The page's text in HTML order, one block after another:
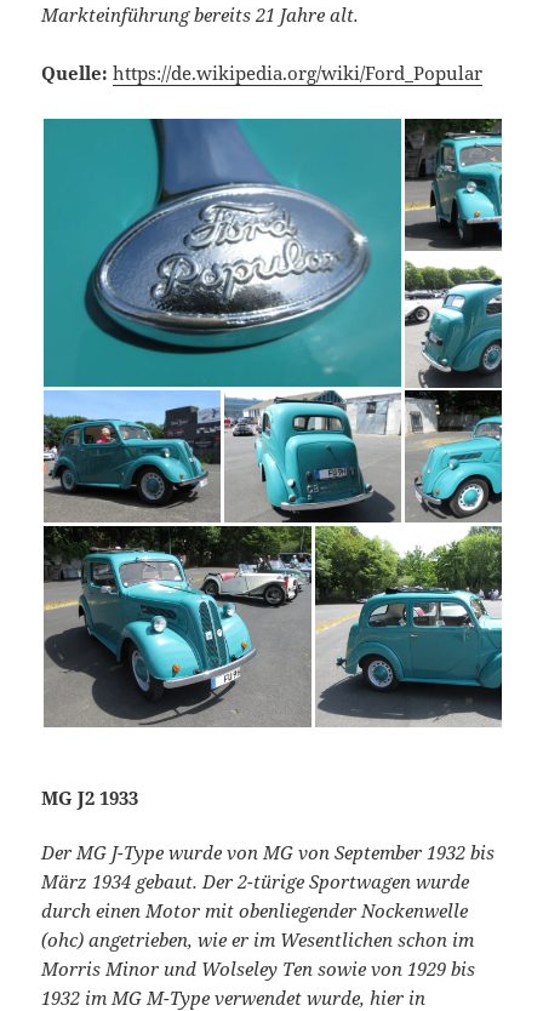
Markteinführung bereits 21 Jahre alt.
Quelle: https://de.wikipedia.org/wiki/Ford_Popular
MG J2 1933
Der MG J-Type wurde von MG von September 1932 bis
März 1934 gebaut. Der 2-türige Sportwagen wurde
durch einen Motor mit obenliegender Nockenwelle
(ohc) angetrieben, wie er im Wesentlichen schon im
Morris Minor und Wolseley Ten sowie von 1929 bis
1932 im MG M-Type verwendet wurde, hier in